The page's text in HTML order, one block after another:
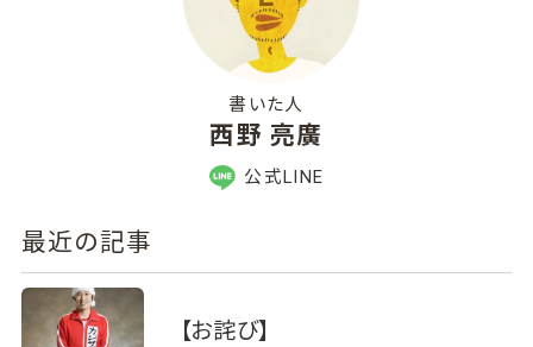
書いた人
西野 亮廣
公式LINE
最近の記事
【お詫び】